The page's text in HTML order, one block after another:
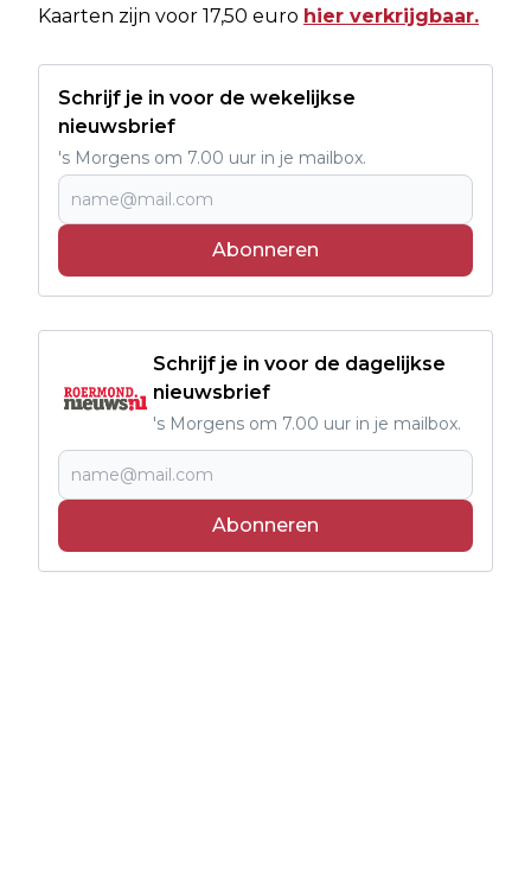
Kaarten zijn voor 17,50 euro hier verkrijgbaar.
Schrijf je in voor de wekelijkse
nieuwsbrief
's Morgens om 7.00 uur in je mailbox.
Abonneren
Schrijf je in voor de dagelijkse
nieuwsbrief
's Morgens om 7.00 uur in je mailbox.
Abonneren